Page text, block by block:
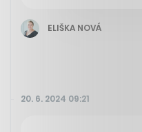
ELIŠKA NOVÁ
20. 6. 2024 09:21